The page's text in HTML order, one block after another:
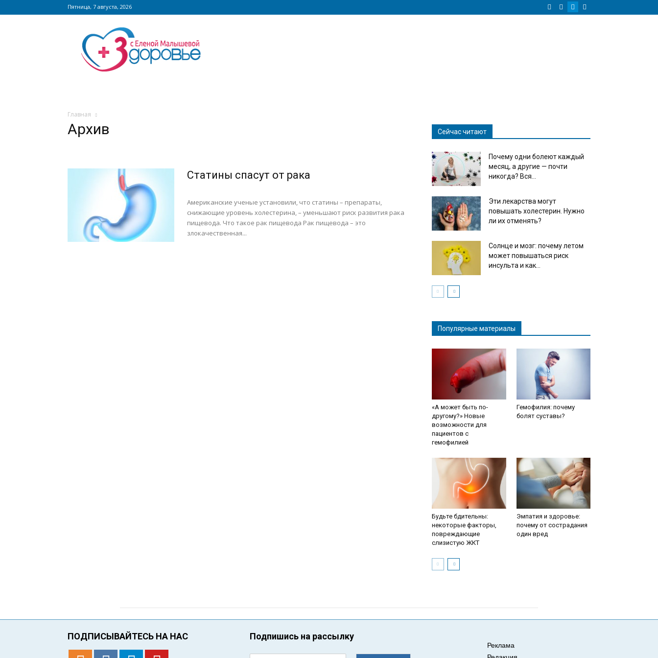
Пятница, 7 августа, 2026
Сайт
zdorovieinfo.ru
крупнейший
медицинский
Главная
Архив
Статины спасут от рака
Американские ученые установили, что статины – препараты,
снижающие уровень холестерина, – уменьшают риск развития рака
пищевода. Что такое рак пищевода Рак пищевода – это
злокачественная...
Сейчас читают
Почему одни болеют каждый
месяц, а другие — почти
никогда? Вся...
Эти лекарства могут
повышать холестерин. Нужно
ли их отменять?
Солнце и мозг: почему летом
может повышаться риск
инсульта и как...
Популярные материалы
«А может быть по-
другому?» Новые
возможности для
пациентов с
гемофилией
Гемофилия: почему
болят суставы?
Будьте бдительны:
некоторые факторы,
повреждающие
слизистую ЖКТ
Эмпатия и здоровье:
почему от сострадания
один вред
ПОДПИСЫВАЙТЕСЬ НА НАС Подпишись на рассылку
Реклама